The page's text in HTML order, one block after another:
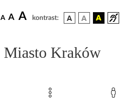
A A A kontrast:
Miasto Kraków